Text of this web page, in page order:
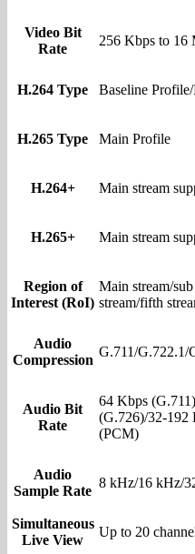
Video Bit
Rate
256 Kbps to 16
H.264 Type Baseline
H.265 Type Main Profile
H.264+ Main stream
H.265+ Main stream
Region of
Interest (RoI)
Main stream/
stream/fifth
Audio
Compression
G.711/
Audio Bit
Rate
64 Kbps
(G.726)/32-192
(PCM)
Audio
Sample Rate
8 kHz/16 kHz/
Simultaneous
Live View
Up to 20